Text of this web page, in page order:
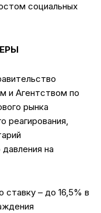
социальных
и Агентством по
рынка
реагирования,
на
– до 16,5% в